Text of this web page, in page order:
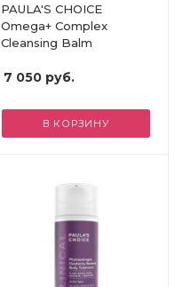
PAULA'S CHOICE
Omega+ Complex
Cleansing Balm
7 050руб.
В КОРЗИНУ